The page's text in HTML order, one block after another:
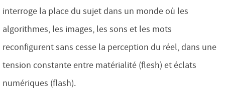
interroge la place du sujet dans un monde où les
algorithmes, les images, les sons et les mots
reconfigurent sans cesse la perception du réel, dans une
tension constante entre matérialité (flesh) et éclats
numériques (flash).